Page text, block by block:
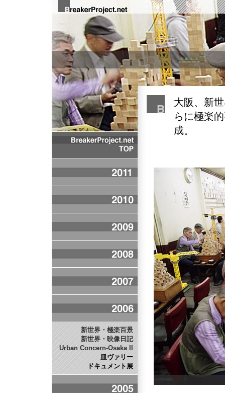
大阪、新
らに極楽
成。
新世界・極楽百景
新世界・映像日記
Urban Concern-Osaka II
皿ヴァリー
ドキュメント展